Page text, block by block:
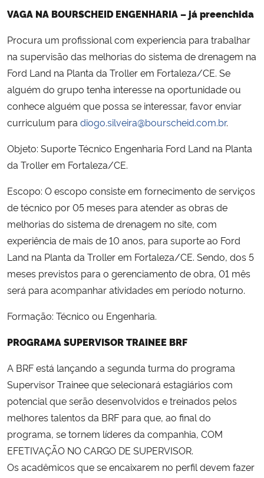
VAGA NA BOURSCHEID ENGENHARIA – já preenchida
Procura um profissional com experiencia para trabalhar
na supervisão das melhorias do sistema de drenagem na
Ford Land na Planta da Troller em Fortaleza/CE. Se
alguém do grupo tenha interesse na oportunidade ou
conhece alguém que possa se interessar, favor enviar
curriculum para diogo.silveira@bourscheid.com.br.
Objeto: Suporte Técnico Engenharia Ford Land na Planta
da Troller em Fortaleza/CE.
Escopo: O escopo consiste em fornecimento de serviços
de técnico por 05 meses para atender as obras de
melhorias do sistema de drenagem no site, com
experiência de mais de 10 anos, para suporte ao Ford
Land na Planta da Troller em Fortaleza/CE. Sendo, dos 5
meses previstos para o gerenciamento de obra, 01 mês
será para acompanhar atividades em período noturno.
Formação: Técnico ou Engenharia.
PROGRAMA SUPERVISOR TRAINEE BRF
A BRF está lançando a segunda turma do programa
Supervisor Trainee que selecionará estagiários com
potencial que serão desenvolvidos e treinados pelos
melhores talentos da BRF para que, ao final do
programa, se tornem líderes da companhia, COM
EFETIVAÇÃO NO CARGO DE SUPERVISOR.
Os acadêmicos que se encaixarem no perfil devem fazer